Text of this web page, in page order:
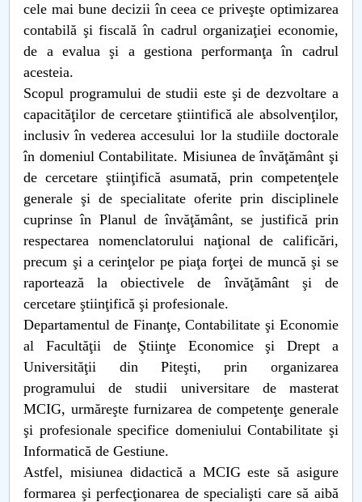
Raportul Conducerii Centrului Universitar Pitești
privind implementarea Planului Operațional 2020-
2024
Parteneri CUP
Centrul de Consiliere și Orientare în Carieră
Chestionar angajabilitate ALUMNI – UPB
CAR2026
MENIU CANTINA
Planuri de învăţământ
cele mai bune decizii în ceea ce priveşte optimizarea
contabilă şi fiscală în cadrul organizaţiei economie,
de a evalua şi a gestiona performanţa în cadrul
acesteia.
Scopul programului de studii este şi de dezvoltare a
capacităţilor de cercetare ştiintifică ale absolvenţilor,
inclusiv în vederea accesului lor la studiile doctorale
în domeniul Contabilitate. Misiunea de învăţământ şi
de cercetare ştiinţifică asumată, prin competenţele
generale şi de specialitate oferite prin disciplinele
cuprinse în Planul de învăţământ, se justifică prin
respectarea nomenclatorului naţional de calificări,
precum şi a cerinţelor pe piaţa forţei de muncă şi se
raportează la obiectivele de învăţământ şi de
cercetare ştiinţifică şi profesionale.
Departamentul de Finanţe, Contabilitate şi Economie
al Facultăţii de Ştiinţe Economice şi Drept a
Universităţii din Piteşti, prin organizarea
programului de studii universitare de masterat
MCIG, urmăreşte furnizarea de competenţe generale
şi profesionale specifice domeniului Contabilitate şi
Informatică de Gestiune.
Astfel, misiunea didactică a MCIG este să asigure
formarea şi perfecţionarea de specialişti care să aibă